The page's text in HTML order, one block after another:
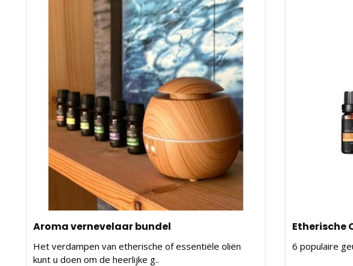
Aroma vernevelaar bundel
Het verdampen van etherische of essentiële oliën
kunt u doen om de heerlijke g..
Etherische
6 populaire